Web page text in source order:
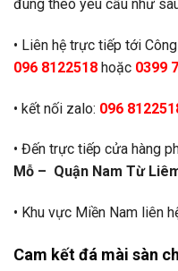
đúng theo yêu cầu như
• Liên hệ trực tiếp tới
096 8122518 hoặc 0399
• kết nối zalo: 096
• Đến trực tiếp cửa hàng
Mỗ – Quận Nam Từ
• Khu vực Miền Nam liên
Cam kết đá mài sàn